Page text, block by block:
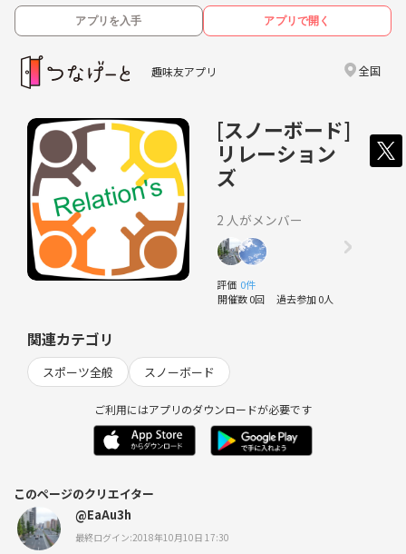
アプリを入手 アプリで開く
趣味友アプリ 全国
[スノーボード]
リレーション
ズ
2 人がメンバー
評価 0件
開催数 0回 過去参加 0人
関連カテゴリ
スポーツ全般 スノーボード
ご利用にはアプリのダウンロードが必要です
このページのクリエイター
@EaAu3h
最終ログイン:2018年10月10日 17:30